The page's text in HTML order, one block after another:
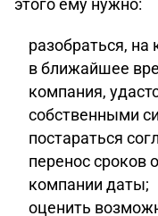
этого ему нужно:
разобраться, на
в ближайшее
компания,
собственными
постараться
перенос сроков
компании даты;
оценить